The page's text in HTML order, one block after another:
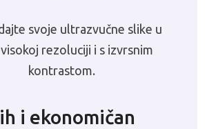
svoje ultrazvučne slike u
rezoluciji i s izvrsnim
kontrastom.
i ekonomičan